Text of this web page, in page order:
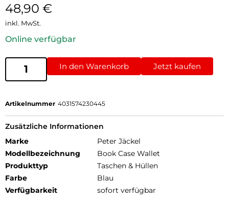
48,90 €
inkl. MwSt.
Online verfügbar
In den Warenkorb Jetzt kaufen
Artikelnummer 4031574230445
Zusätzliche Informationen
Marke
Peter Jäckel
Modellbezeichnung
Book Case Wallet
Produkttyp
Taschen & Hüllen
Farbe
Blau
Verfügbarkeit
sofort verfügbar